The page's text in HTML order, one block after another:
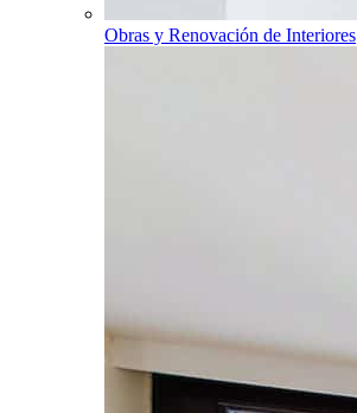
Obras y Renovación de Interiores